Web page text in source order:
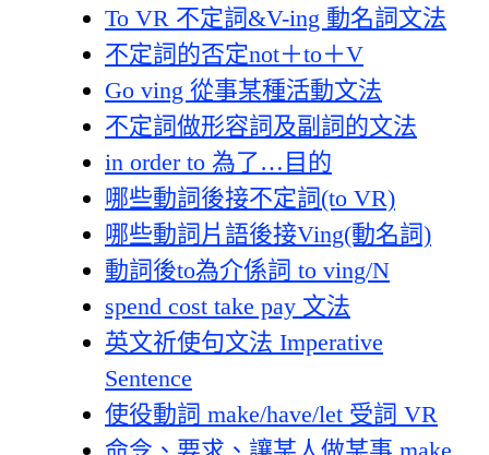
To VR 不定詞&V-ing 動名詞文法
不定詞的否定not＋to＋V
Go ving 從事某種活動文法
不定詞做形容詞及副詞的文法
in order to 為了…目的
哪些動詞後接不定詞(to VR)
哪些動詞片語後接Ving(動名詞)
動詞後to為介係詞 to ving/N
spend cost take pay 文法
英文祈使句文法 Imperative
Sentence
使役動詞 make/have/let 受詞 VR